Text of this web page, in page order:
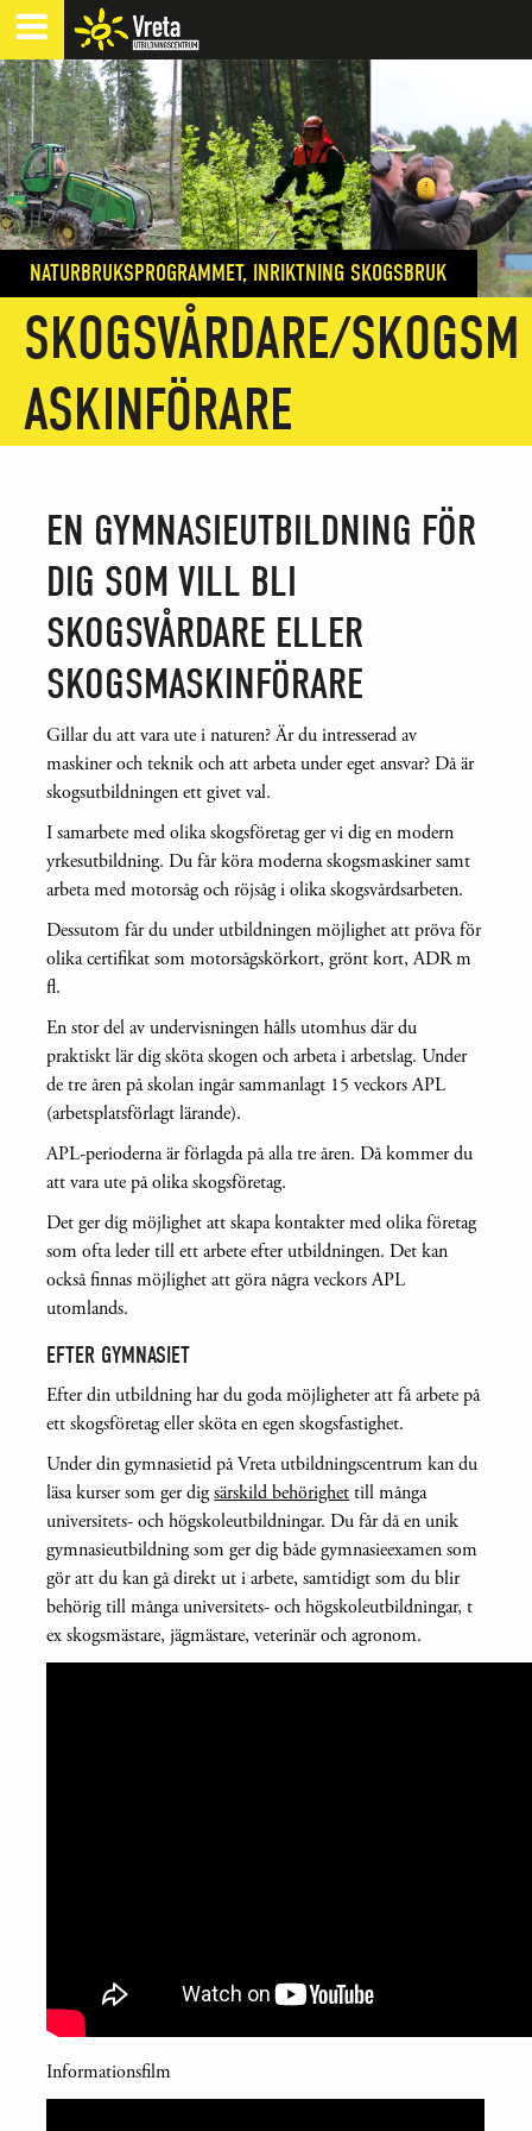
NATURBRUKSPROGRAMMET, INRIKTNING SKOGSBRUK
SKOGSVÅRDARE/SKOGSM
ASKINFÖRARE
EN GYMNASIEUTBILDNING FÖR
DIG SOM VILL BLI
SKOGSVÅRDARE ELLER
SKOGSMASKINFÖRARE
Gillar du att vara ute i naturen? Är du intresserad av
maskiner och teknik och att arbeta under eget ansvar? Då är
skogsutbildningen ett givet val.
I samarbete med olika skogsföretag ger vi dig en modern
yrkesutbildning. Du får köra moderna skogsmaskiner samt
arbeta med motorsåg och röjsåg i olika skogsvårdsarbeten.
Dessutom får du under utbildningen möjlighet att pröva för
olika certifikat som motorsågskörkort, grönt kort, ADR m
fl.
En stor del av undervisningen hålls utomhus där du
praktiskt lär dig sköta skogen och arbeta i arbetslag. Under
de tre åren på skolan ingår sammanlagt 15 veckors APL
(arbetsplatsförlagt lärande).
APL-perioderna är förlagda på alla tre åren. Då kommer du
att vara ute på olika skogsföretag.
Det ger dig möjlighet att skapa kontakter med olika företag
som ofta leder till ett arbete efter utbildningen. Det kan
också finnas möjlighet att göra några veckors APL
utomlands.
EFTER GYMNASIET
Efter din utbildning har du goda möjligheter att få arbete på
ett skogsföretag eller sköta en egen skogsfastighet.
Under din gymnasietid på Vreta utbildningscentrum kan du
läsa kurser som ger digsärskild behörighettill många
universitets- och högskoleutbildningar. Du får då en unik
gymnasieutbildning som ger dig både gymnasieexamen som
gör att du kan gå direkt ut i arbete, samtidigt som du blir
behörig till många universitets- och högskoleutbildningar, t
ex skogsmästare, jägmästare, veterinär och agronom.
Informationsfilm